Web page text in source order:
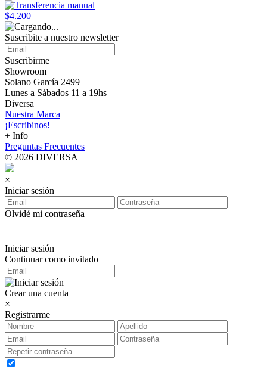
$4.200
Suscribite a nuestro newsletter
Suscribirme
Showroom
Solano García 2499
Lunes a Sábados 11 a 19hs
Diversa
Nuestra Marca
¡Escribinos!
+ Info
Preguntas Frecuentes
© 2026 DIVERSA
×
Iniciar sesión
Olvidé mi contraseña
Iniciar sesión
Continuar como invitado
Crear una cuenta
×
Registrarme